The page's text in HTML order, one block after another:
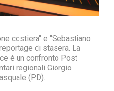
costiera" e "Sebastiano
di stasera. La
è un confronto Post
regionali Giorgio
(PD).